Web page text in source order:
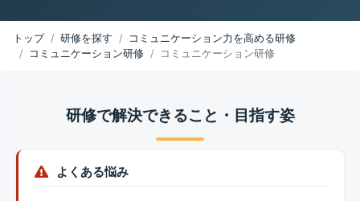
トップ 研修を探す
コミュニケーション力を高める研修
コミュニケーション研修
コミュニケーション研修
研修で解決できること・目指す姿
よくある悩み